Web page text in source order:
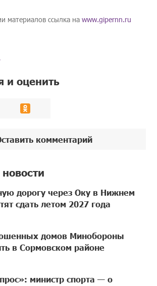
материалов ссылка наwww.gipernn.ru
и оценить
комментарий
дорогу через Оку в Нижнем
сдать летом 2027 года
домов Минобороны
в Сормовском районе
министр спорта — о